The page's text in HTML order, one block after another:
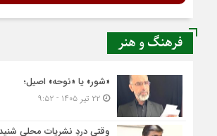
فرهنگ و هنر
«شور» یا «نوحه» اصیل؛
۲۲ تیر ۱۴۰۵ - ۹:۵۲
وقتی دردِ نشریات محلی